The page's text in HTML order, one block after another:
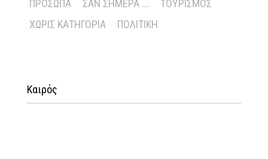
ΠΡΌΣΩΠΑ
ΣΑΝ ΣΉΜΕΡΑ ...
ΤΟΥΡΙΣΜΌΣ
ΧΩΡΊΣ ΚΑΤΗΓΟΡΊΑ
ΠΟΛΙΤΙΚΉ
Καιρός